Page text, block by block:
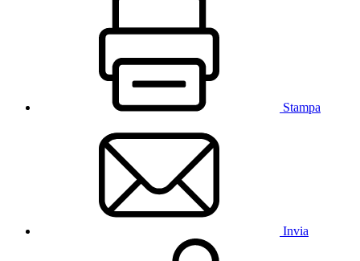
Stampa
Invia